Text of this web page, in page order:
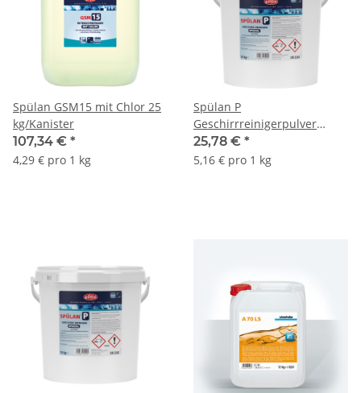
Spülan GSM15 mit Chlor 25
kg/Kanister
107,34 € *
4,29 € pro 1 kg
Spülan P
Geschirrreinigerpulver
spezial 5 kg/Eimer
25,78 € *
5,16 € pro 1 kg